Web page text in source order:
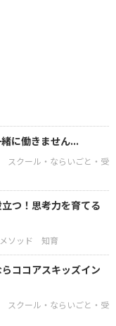
に働きません...
スクール・ならいごと・受
つ！思考力を育てる
ソッド 知育
ココアスキッズイン
スクール・ならいごと・受